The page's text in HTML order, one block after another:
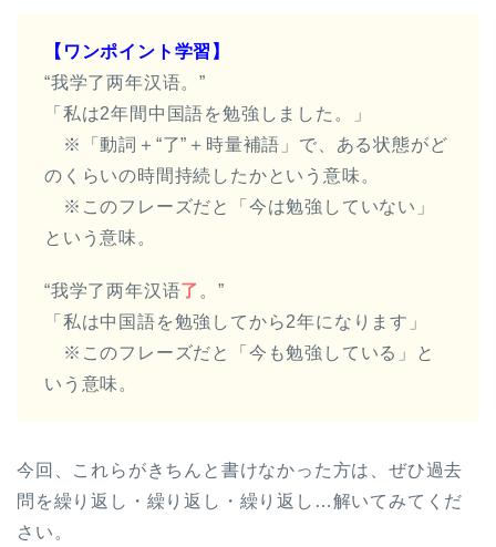
【ワンポイント学習】
“我学了两年汉语。”
「私は2年間中国語を勉強しました。」
※「動詞＋“了”＋時量補語」で、ある状態がど
のくらいの時間持続したかという意味。
※このフレーズだと
「今は勉強していない」
という意味。
“我学了两年汉语了 。”
「私は中国語を勉強してから2年になります」
※このフレーズだと
「今も勉強している」
と
いう意味。
今回、これらがきちんと書けなかった方は、ぜひ過去
問を繰り返し・繰り返し・繰り返し…解いてみてくだ
さい。